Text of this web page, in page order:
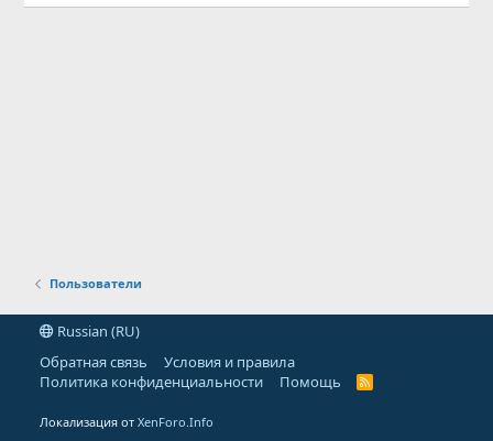
Пользователи
Russian (RU)
Обратная связь
Условия и правила
Политика конфиденциальности
Помощь
R
Локализация отXenForo.Info